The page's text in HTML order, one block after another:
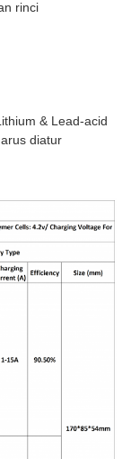
rinci
& Lead-acid
diatur